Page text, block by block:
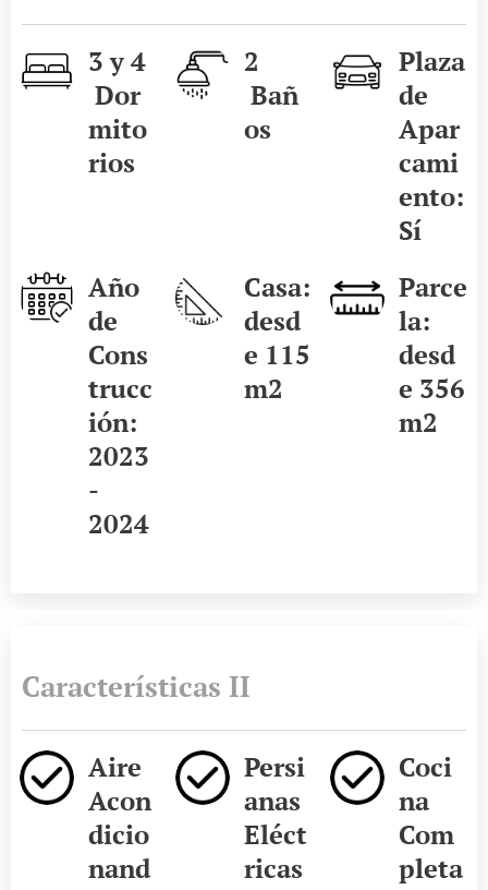
3 y 4
Dor
mito
rios
2
Bañ
os
Plaza
de
Apar
cami
ento:
Sí
Año
de
Cons
trucc
ión:
2023
-
2024
Casa:
desd
e 115
m2
Parce
la:
desd
e 356
m2
Características II
Aire
Acon
dicio
nand
Persi
anas
Eléct
ricas
Coci
na
Com
pleta